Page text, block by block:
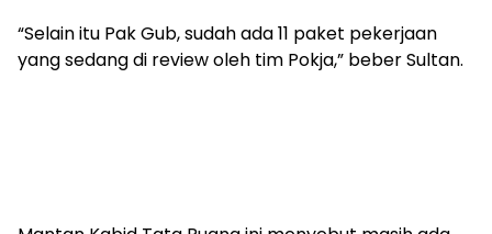
“Selain itu Pak Gub, sudah ada 11 paket pekerjaan
yang sedang di review oleh tim Pokja,” beber Sultan.